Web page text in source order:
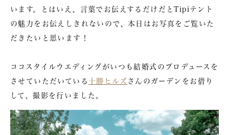
います。とはいえ、言葉でお伝えするだけだとTipiテント
の魅力をお伝えしきれないので、本日はお写真をご覧いた
だきたいと思います！
ココスタイルウエディングがいつも結婚式のプロデュースを
させていただいている 十勝ヒルズ さんのガーデンをお借り
して、撮影を行いました。